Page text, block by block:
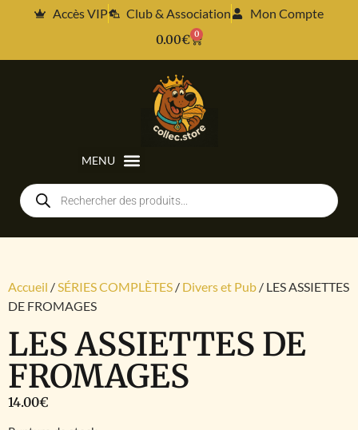
Accès VIP Club & Association
Mon Compte
0.00€ 0
Accueil /SÉRIES COMPLÈTES / Divers et Pub / LES ASSIETTES
DE FROMAGES
LES ASSIETTES DE
FROMAGES
14.00€